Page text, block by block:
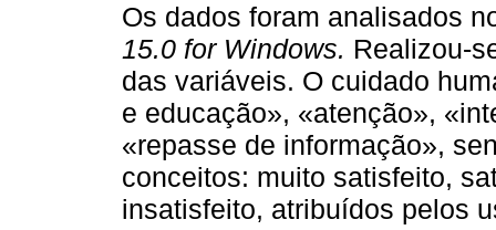
Os dados foram analisados
15.0 for Windows. Realizou-
das variáveis. O cuidado
e educação», «atenção»,
«repasse de informação»,
conceitos: muito satisfeito,
insatisfeito, atribuídos pelos